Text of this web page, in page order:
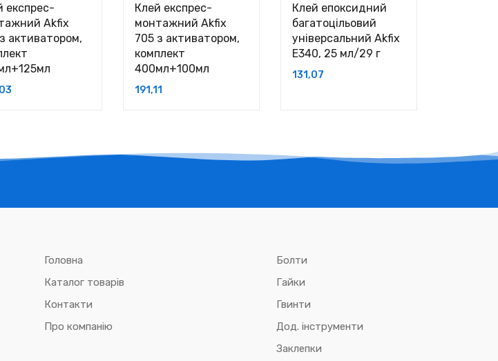
експрес-
Akfix
активатором,
Клей експрес-
монтажний Akfix
705 з активатором,
комплект
400мл+100мл
191,11
Клей епоксидний
багатоцільовий
універсальний Akfix
E340, 25 мл/29 г
131,07
Головна
Каталог товарів
Контакти
Про компанію
Болти
Гайки
Гвинти
Дод. інструменти
Заклепки